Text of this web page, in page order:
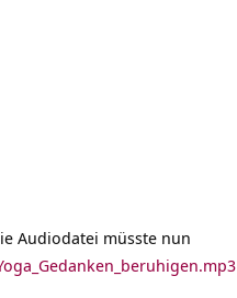
Audiodatei müsste nun